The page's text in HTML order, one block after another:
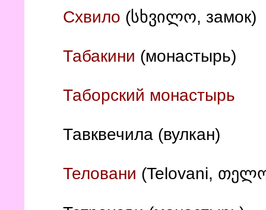
Схвило (სხვილო, замок)
Табакини (монастырь)
Таборский монастырь
Тавквечила (вулкан)
Теловани (Telovani,